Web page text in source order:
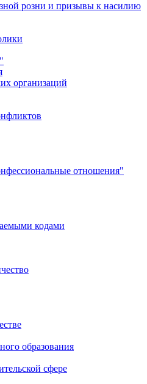
розни и призывы к насилию
организаций
отношения"
кодами
образования
сфере